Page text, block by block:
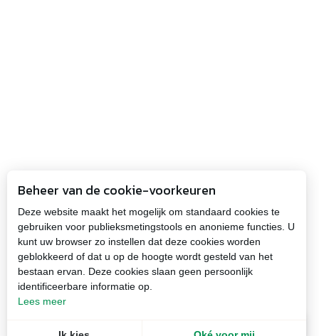
Beheer van de cookie-voorkeuren
Deze website maakt het mogelijk om standaard cookies te
gebruiken voor publieksmetingstools en anonieme functies. U
kunt uw browser zo instellen dat deze cookies worden
geblokkeerd of dat u op de hoogte wordt gesteld van het
bestaan ervan. Deze cookies slaan geen persoonlijk
identificeerbare informatie op.
Lees meer